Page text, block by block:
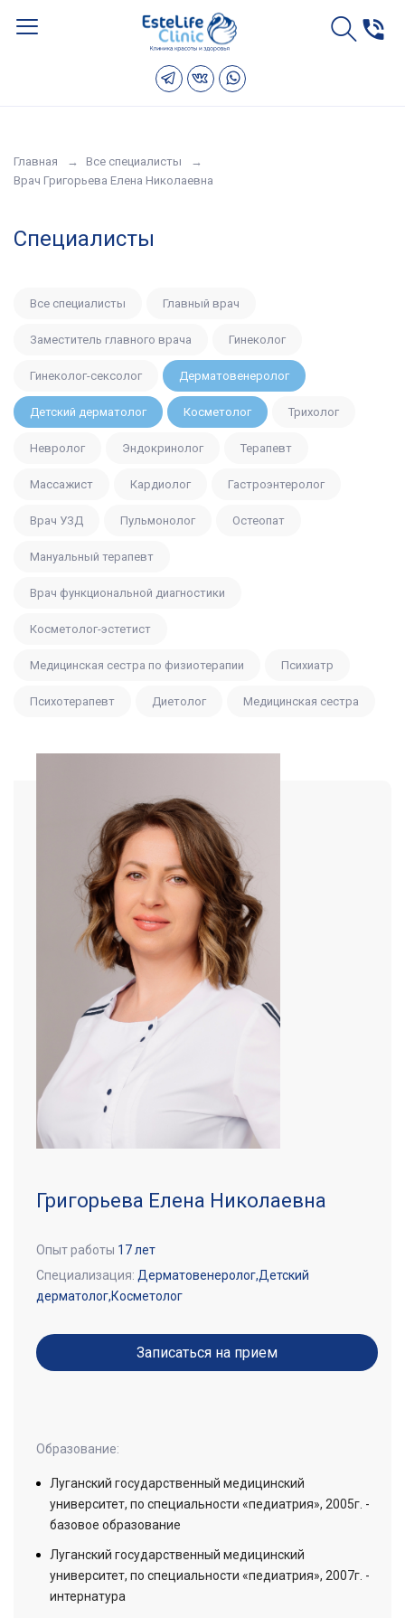
Главная
Все специалисты
Врач Григорьева Елена Николаевна
Специалисты
Все специалисты Главный врач
Заместитель главного врача Гинеколог
Гинеколог-сексолог Дерматовенеролог
Детский дерматолог Косметолог Трихолог
Невролог Эндокринолог Терапевт
Массажист Кардиолог Гастроэнтеролог
Врач УЗД Пульмонолог Остеопат
Мануальный терапевт
Врач функциональной диагностики
Косметолог-эстетист
Медицинская сестра по физиотерапии Психиатр
Психотерапевт Диетолог Медицинская сестра
Григорьева Елена Николаевна
Опыт работы 17 лет
Специализация: Дерматовенеролог,Детский
дерматолог,Косметолог
Записаться на прием
Образование:
Луганский государственный медицинский
университет, по специальности «педиатрия», 2005г. -
базовое образование
Луганский государственный медицинский
университет, по специальности «педиатрия», 2007г. -
интернатура